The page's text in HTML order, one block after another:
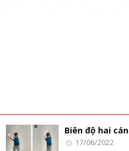
Biên độ hai
17/06/2022